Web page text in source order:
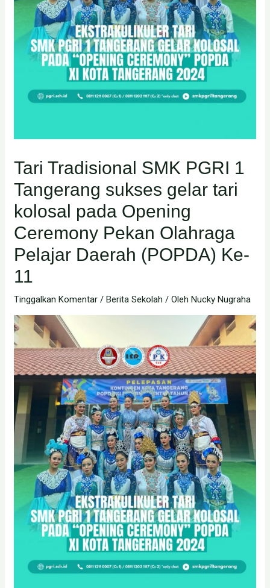
Tari Tradisional SMK PGRI 1
Tangerang sukses gelar tari
kolosal pada Opening
Ceremony Pekan Olahraga
Pelajar Daerah (POPDA) Ke-
11
Tinggalkan Komentar /Berita Sekolah / OlehNucky Nugraha